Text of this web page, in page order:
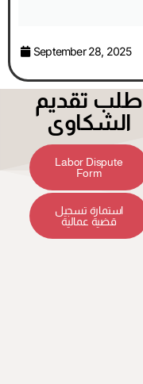
September 28, 2025
طلب تقديم
الشكاوى
Labor Dispute
Form
استمارة تسجيل
قضية عمالية